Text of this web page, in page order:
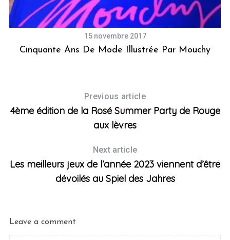
15 novembre 2017
Cinquante Ans De Mode Illustrée Par Mouchy
Previous article
4ème édition de la Rosé Summer Party de Rouge
aux lèvres
Next article
Les meilleurs jeux de l’année 2023 viennent d’être
dévoilés au Spiel des Jahres
Leave a comment
S